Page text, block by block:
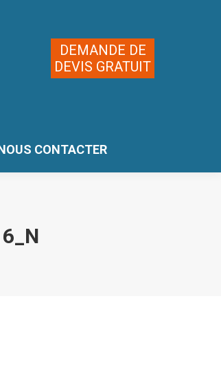
DEMANDE DE
DEVIS GRATUIT
CONTACTER